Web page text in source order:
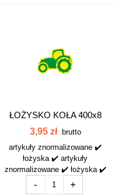
ŁOŻYSKO KOŁA 400x8
3,95 zł brutto
artykuły znormalizowane ✔️
łożyska ✔️ artykuły
znormalizowane ✔️ łożyska ✔️
- +